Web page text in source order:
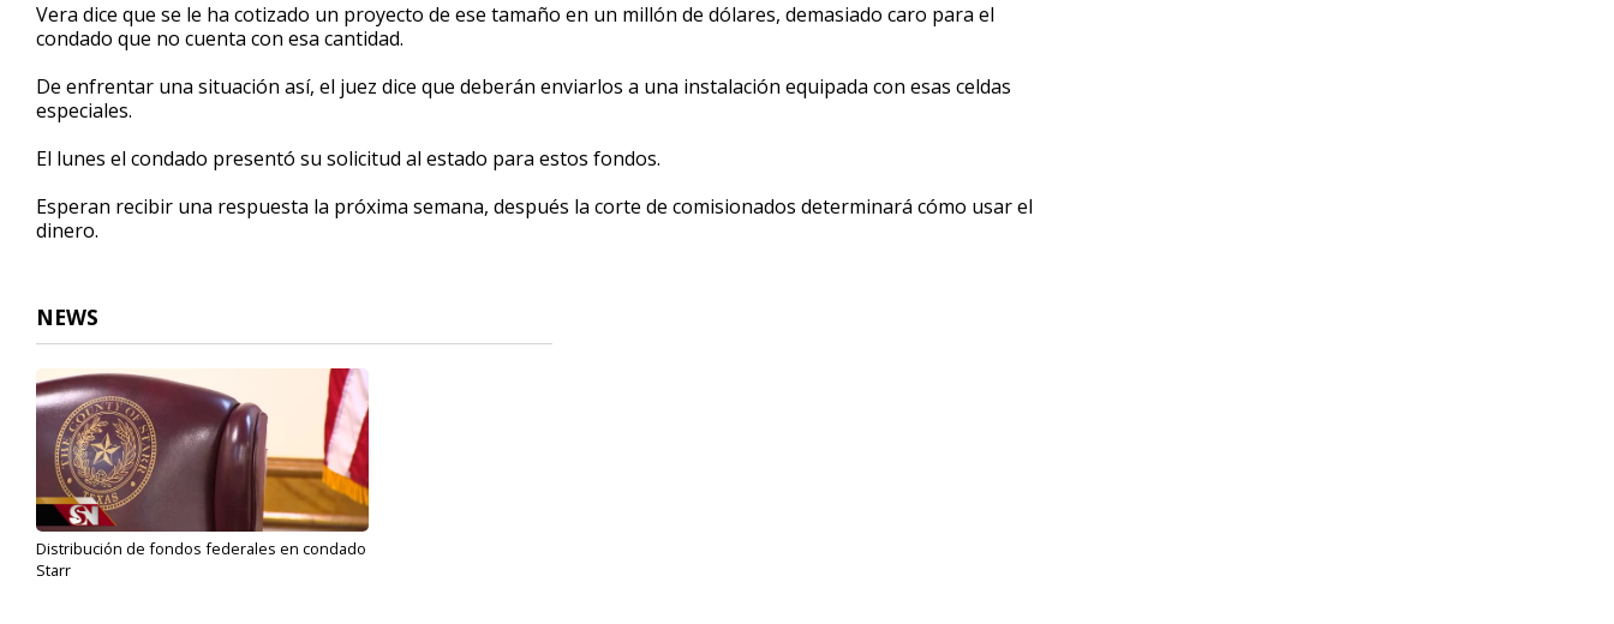
Vera dice que se le ha cotizado un proyecto de ese tamaño en un millón de dólares, demasiado caro para el
condado que no cuenta con esa cantidad.
De enfrentar una situación así, el juez dice que deberán enviarlos a una instalación equipada con esas celdas
especiales.
El lunes el condado presentó su solicitud al estado para estos fondos.
Esperan recibir una respuesta la próxima semana, después la corte de comisionados determinará cómo usar el
dinero.
NEWS
Distribución de fondos federales en condado
Starr